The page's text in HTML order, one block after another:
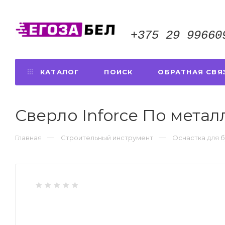
+375 29
КАТАЛОГ ПОИСК ОБРАТНАЯ
Сверло Inforce По
Главная Строительный инструмент Оснастка для